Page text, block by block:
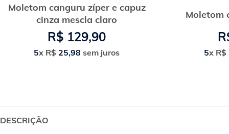
Moletom canguru zíper e capuz
cinza mescla claro
R$ 129,90
5x R$ 25,98 sem juros
Moletom
5x R$
DESCRIÇÃO